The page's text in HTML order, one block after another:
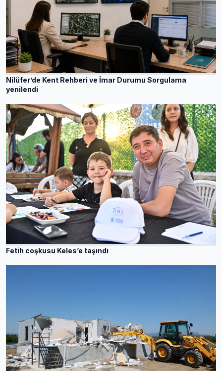
Nilüfer’de Kent Rehberi ve İmar Durumu Sorgulama
yenilendi
Fetih coşkusu Keles’e taşındı